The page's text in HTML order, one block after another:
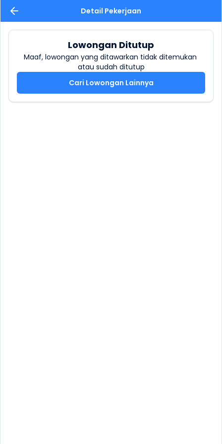
Detail Pekerjaan
Lowongan Ditutup
Maaf, lowongan yang ditawarkan tidak ditemukan
atau sudah ditutup
Cari Lowongan Lainnya